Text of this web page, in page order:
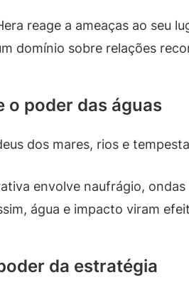
reage a ameaças ao seu
domínio sobre relações
o poder das águas
dos mares, rios e
envolve naufrágio,
água e impacto viram
da estratégia